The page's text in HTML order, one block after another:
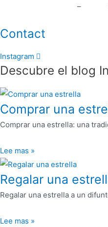
–
Contact
Instagram
Descubre el blog
Comprar una
Comprar una estrella: una
Lee mas »
Regalar una
Regalar una estrella a un
Lee mas »